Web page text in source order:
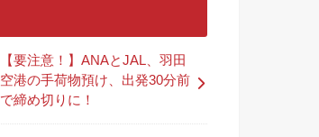
【要注意！】ANAとJAL、羽田
空港の手荷物預け、出発30分前
で締め切りに！